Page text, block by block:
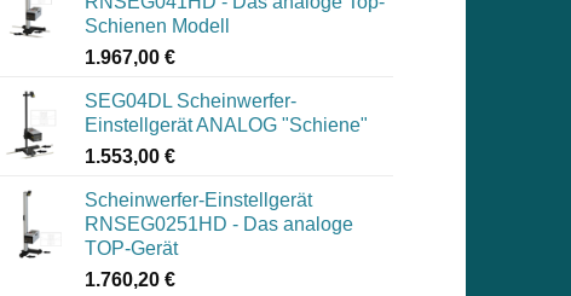
Schienen Modell
1.967,00 €
SEG04DL Scheinwerfer-
Einstellgerät ANALOG "Schiene"
1.553,00 €
Scheinwerfer-Einstellgerät
RNSEG0251HD - Das analoge
TOP-Gerät
1.760,20 €